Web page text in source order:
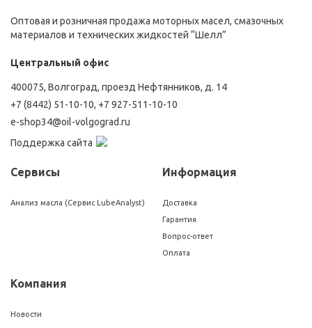
Оптовая и розничная продажа моторных масел, смазочных
материалов и технических жидкостей “Шелл”
Центральный офис
400075, Волгоград, проезд Нефтянников, д. 14
+7 (8442) 51-10-10, +7 927-511-10-10
e-shop34@oil-volgograd.ru
Поддержка сайта
Сервисы
Анализ масла (Сервис LubeAnalyst)
Информация
Доставка
Гарантия
Вопрос-ответ
Оплата
Компания
Новости